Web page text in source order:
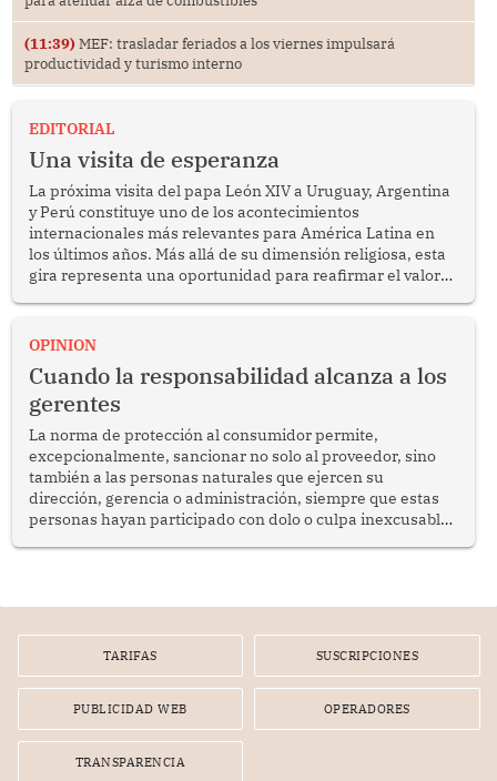
(11:39) MEF: trasladar feriados a los viernes impulsará
productividad y turismo interno
EDITORIAL
Una visita de esperanza
La próxima visita del papa León XIV a Uruguay, Argentina
y Perú constituye uno de los acontecimientos
internacionales más relevantes para América Latina en
los últimos años. Más allá de su dimensión religiosa, esta
gira representa una oportunidad para reafirmar el valor
enfrenta desafíos en materia de desarrollo, cohesión
OPINION
Cuando la responsabilidad alcanza a los
gerentes
La norma de protección al consumidor permite,
excepcionalmente, sancionar no solo al proveedor, sino
también a las personas naturales que ejercen su
dirección, gerencia o administración, siempre que estas
personas hayan participado con dolo o culpa inexcusable
por la frustrada realización de un meet and greet con
TARIFAS SUSCRIPCIONES
PUBLICIDAD WEB OPERADORES
TRANSPARENCIA